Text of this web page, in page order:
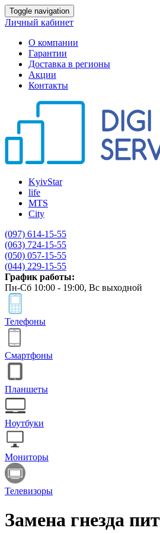
Toggle navigation
Личный кабинет
О компании
Гарантии
Доставка в регионы
Акции
Контакты
KyivStar
life
MTS
City
(097) 614-15-55
(063) 724-15-55
(050) 057-15-55
(044) 229-15-55
График работы:
Пн-Сб 10:00 - 19:00, Вс выходной
Телефоны
Смартфоны
Планшеты
Ноутбуки
Мониторы
Телевизоры
Замена гнезда